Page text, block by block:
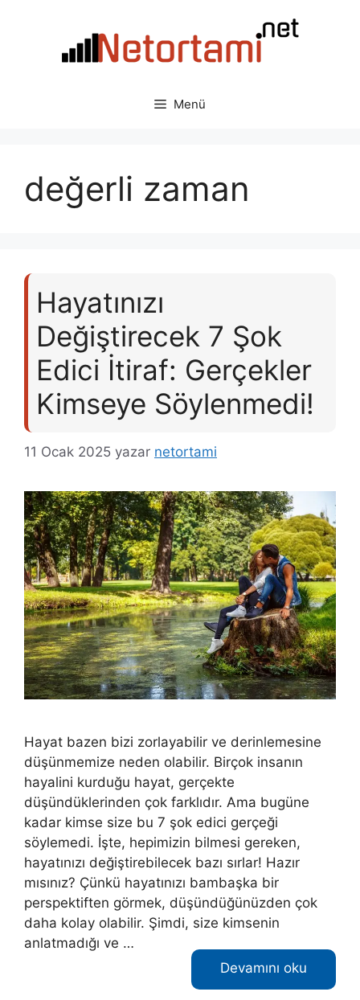
Menü
değerli zaman
Hayatınızı
Değiştirecek 7 Şok
Edici İtiraf: Gerçekler
Kimseye Söylenmedi!
11 Ocak 2025 yazar netortami
Hayat bazen bizi zorlayabilir ve derinlemesine
düşünmemize neden olabilir. Birçok insanın
hayalini kurduğu hayat, gerçekte
düşündüklerinden çok farklıdır. Ama bugüne
kadar kimse size bu 7 şok edici gerçeği
söylemedi. İşte, hepimizin bilmesi gereken,
hayatınızı değiştirebilecek bazı sırlar! Hazır
mısınız? Çünkü hayatınızı bambaşka bir
perspektiften görmek, düşündüğünüzden çok
daha kolay olabilir. Şimdi, size kimsenin
anlatmadığı ve …
Devamını oku